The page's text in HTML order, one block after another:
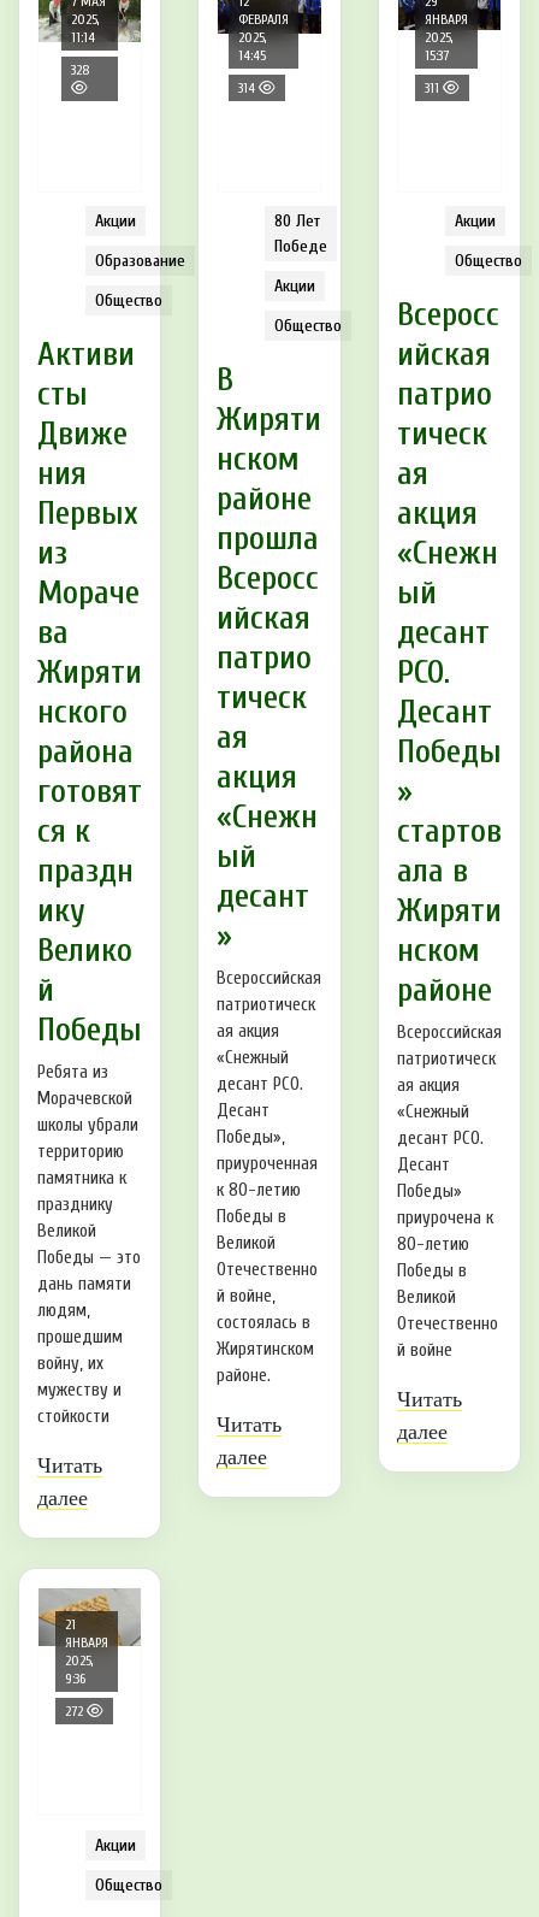
2025,
11:14
328
Акции
Образование
Общество
Активи
сты
Движе
ния
Первых
из
Мораче
ва
Жиряти
нского
района
готовят
ся к
праздн
ику
Велико
й
Победы
Ребята из
Морачевской
школы убрали
территорию
памятника к
празднику
Великой
Победы — это
дань памяти
людям,
прошедшим
войну, их
мужеству и
стойкости
Читать
далее
ФЕВРАЛЯ
2025,
14:45
314
80 Лет
Победе
Акции
Общество
В
Жиряти
нском
районе
прошла
Всеросс
ийская
патрио
тическ
ая
акция
«Снежн
ый
десант
»
Всероссийская
патриотическ
ая акция
«Снежный
десант РСО.
Десант
Победы»,
приуроченная
к 80-летию
Победы в
Великой
Отечественно
й войне,
состоялась в
Жирятинском
районе.
Читать
далее
ЯНВАРЯ
2025,
15:37
311
Акции
Общество
Всеросс
ийская
патрио
тическ
ая
акция
«Снежн
ый
десант
РСО.
Десант
Победы
»
стартов
ала в
Жиряти
нском
районе
Всероссийская
патриотическ
ая акция
«Снежный
десант РСО.
Десант
Победы»
приурочена к
80-летию
Победы в
Великой
Отечественно
й войне
Читать
далее
21
ЯНВАРЯ
2025,
9:36
272
Акции
Общество